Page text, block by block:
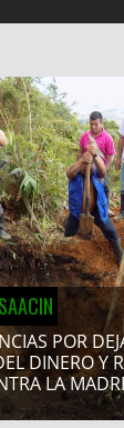
POR
DINERO Y
LA